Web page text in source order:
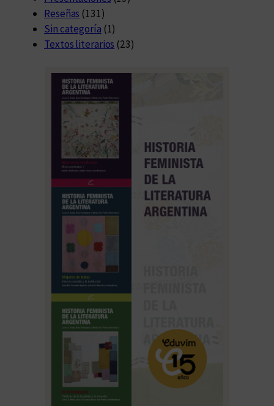
Reseñas (131)
Sin categoría (1)
Textos literarios (23)